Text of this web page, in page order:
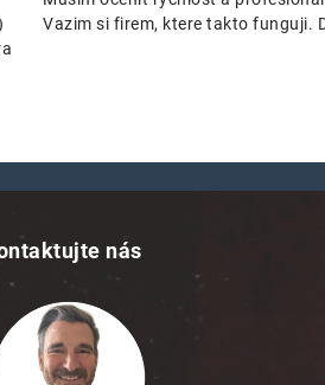
Vazim si firem, ktere takto funguji.
nás